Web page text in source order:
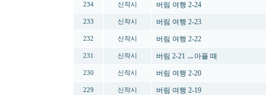
234 신작시 버림 여행 2-24
233 신작시 버림 여행 2-23
232 신작시 버림 여행 2-22
231 신작시 버림 2-21 ㅡ아플 때
230 신작시 버림 여행 2-20
229 신작시 버림 여행 2-19